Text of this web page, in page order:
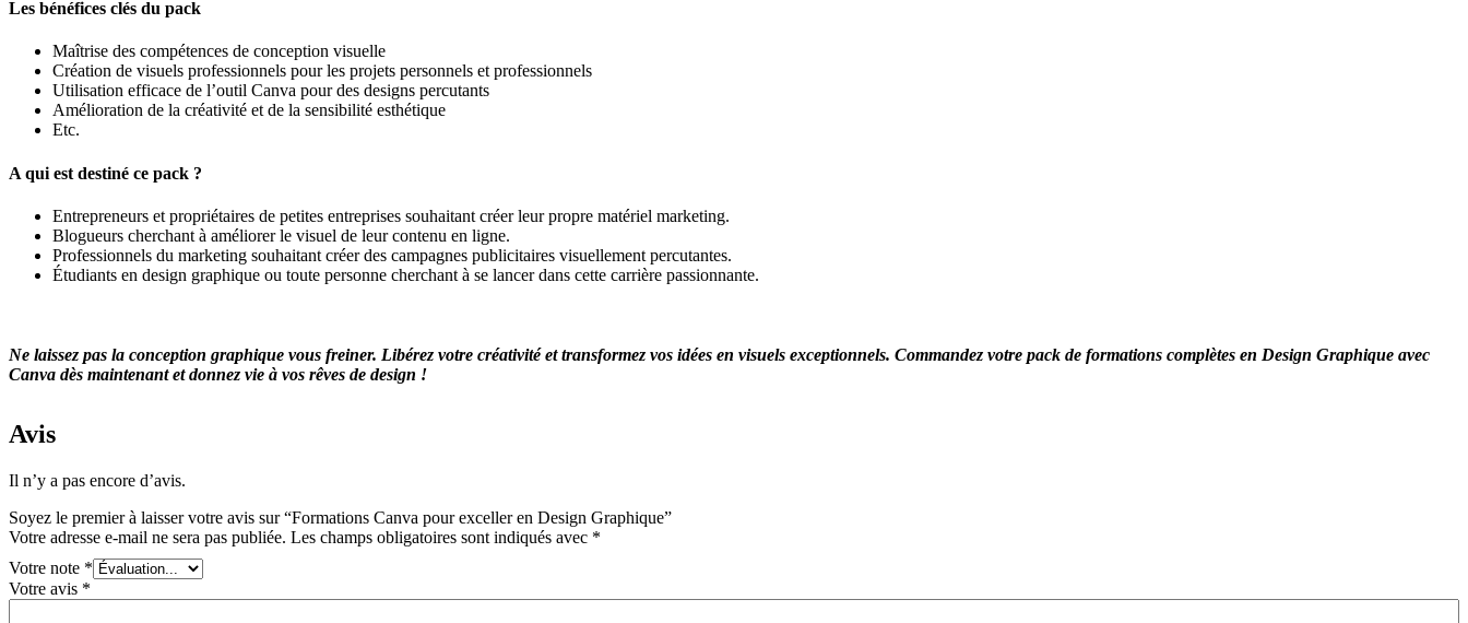
Les bénéfices clés du pack
Maîtrise des compétences de conception visuelle
Création de visuels professionnels pour les projets personnels et professionnels
Utilisation efficace de l’outil Canva pour des designs percutants
Amélioration de la créativité et de la sensibilité esthétique
Etc.
A qui est destiné ce pack ?
Entrepreneurs et propriétaires de petites entreprises souhaitant créer leur propre matériel marketing.
Blogueurs cherchant à améliorer le visuel de leur contenu en ligne.
Professionnels du marketing souhaitant créer des campagnes publicitaires visuellement percutantes.
Étudiants en design graphique ou toute personne cherchant à se lancer dans cette carrière passionnante.
Ne laissez pas la conception graphique vous freiner. Libérez votre créativité et transformez vos idées en visuels exceptionnels. Commandez votre pack de formations complètes en Design Graphique avec
Canva dès maintenant et donnez vie à vos rêves de design !
Avis
Il n’y a pas encore d’avis.
Soyez le premier à laisser votre avis sur “Formations Canva pour exceller en Design Graphique”
Votre adresse e-mail ne sera pas publiée. Les champs obligatoires sont indiqués avec *
Votre note *
Votre avis *